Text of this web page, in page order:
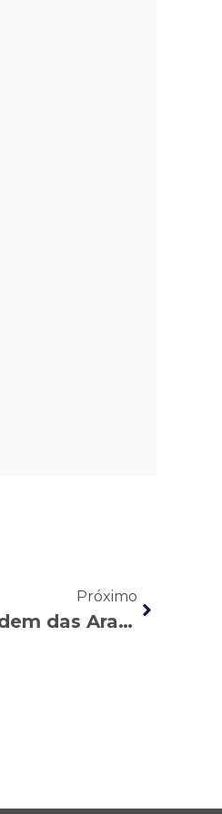
Próximo
Mauro Auache recebe a Comenda da Ordem das Araucárias